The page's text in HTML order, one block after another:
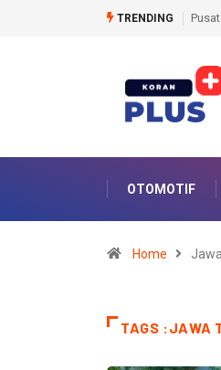
TRENDING
dan Menhut RI Perkuat Komitmen
OTOMOTIF
Home
TAGS :JAWA